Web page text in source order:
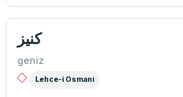
كنيز
geniz
Lehce-i Osmani